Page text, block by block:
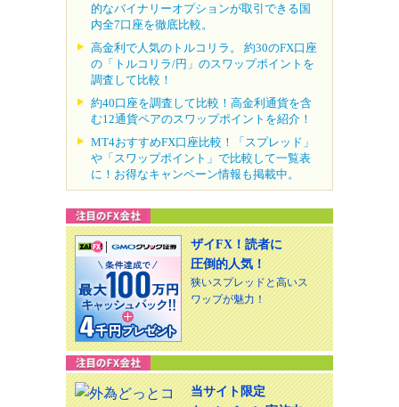
的なバイナリーオプションが取引できる国
内全7口座を徹底比較。
高金利で人気のトルコリラ。 約30のFX口座
の「トルコリラ/円」のスワップポイントを
調査して比較！
約40口座を調査して比較！高金利通貨を含
む12通貨ペアのスワップポイントを紹介！
MT4おすすめFX口座比較！「スプレッド」
や「スワップポイント」で比較して一覧表
に！お得なキャンペーン情報も掲載中。
ザイFX！読者に
圧倒的人気！
狭いスプレッドと高いス
ワップが魅力！
当サイト限定